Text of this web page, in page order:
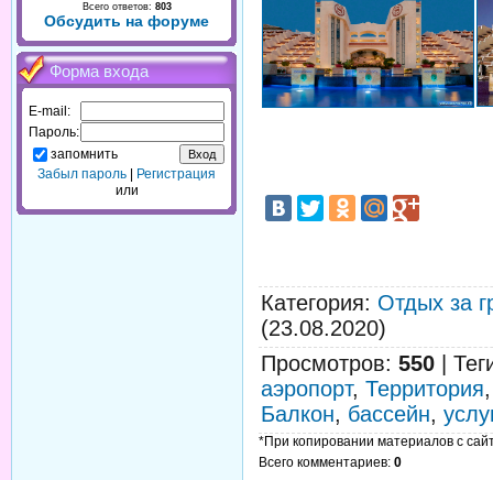
Всего ответов: 803
Обсудить на форуме
Форма входа
E-mail:
Пароль:
запомнить
Забыл пароль
Регистрация
или
Категория: Отдых за
(23.08.2020)
Просмотров: 550
аэропорт, Территория
Балкон, бассейн,
*При копировании материалов с
Всего комментариев: 0